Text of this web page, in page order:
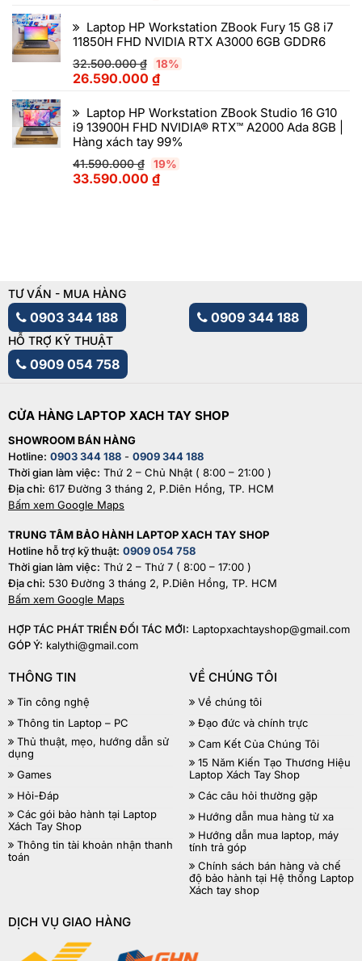
Laptop HP Workstation ZBook Fury 15 G8 i7
11850H FHD NVIDIA RTX A3000 6GB GDDR6
32.500.000₫ 18%
26.590.000 ₫
Laptop HP Workstation ZBook Studio 16 G10
i9 13900H FHD NVIDIA® RTX™ A2000 Ada 8GB |
Hàng xách tay 99%
41.590.000₫ 19%
33.590.000 ₫
TƯ VẤN - MUA HÀNG
0903 344 188 0909 344 188
HỖ TRỢ KỸ THUẬT
0909 054 758
CỬA HÀNG LAPTOP XACH TAY SHOP
SHOWROOM BÁN HÀNG
Hotline: 0903 344 188 - 0909 344 188
Thời gian làm việc: Thứ 2 – Chủ Nhật ( 8:00 – 21:00 )
Địa chỉ: 617 Đường 3 tháng 2, P.Diên Hồng, TP. HCM
Bấm xem Google Maps
TRUNG TÂM BẢO HÀNH LAPTOP XACH TAY SHOP
Hotline hỗ trợ kỹ thuật: 0909 054 758
Thời gian làm việc: Thứ 2 – Thứ 7 ( 8:00 – 17:00 )
Địa chỉ: 530 Đường 3 tháng 2, P.Diên Hồng, TP. HCM
Bấm xem Google Maps
HỢP TÁC PHÁT TRIỂN ĐỐI TÁC MỚI: Laptopxachtayshop@gmail.com
GÓP Ý: kalythi@gmail.com
THÔNG TIN
Tin công nghệ
Thông tin Laptop – PC
Thủ thuật, mẹo, hướng dẫn sử
dụng
Games
Hỏi-Đáp
Các gói bảo hành tại Laptop
Xách Tay Shop
Thông tin tài khoản nhận thanh
toán
VỀ CHÚNG TÔI
Về chúng tôi
Đạo đức và chính trực
Cam Kết Của Chúng Tôi
15 Năm Kiến Tạo Thương Hiệu
Laptop Xách Tay Shop
Các câu hỏi thường gặp
Hướng dẫn mua hàng từ xa
Hướng dẫn mua laptop, máy
tính trả góp
Chính sách bán hàng và chế
độ bảo hành tại Hệ thống Laptop
Xách tay shop
DỊCH VỤ GIAO HÀNG